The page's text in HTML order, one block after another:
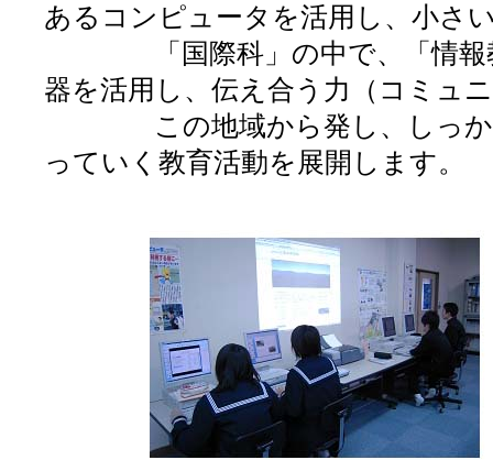
あるコンピュータを活用し、小さ
「国際科」の中で、「情報教
器を活用し、伝え合う力（コミュ
この地域から発し、しっかり
っていく教育活動を展開します。